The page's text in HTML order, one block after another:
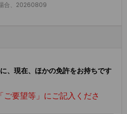
合、20260809
、現在、ほかの免許をお持ちです
要望等」にご記入くださ